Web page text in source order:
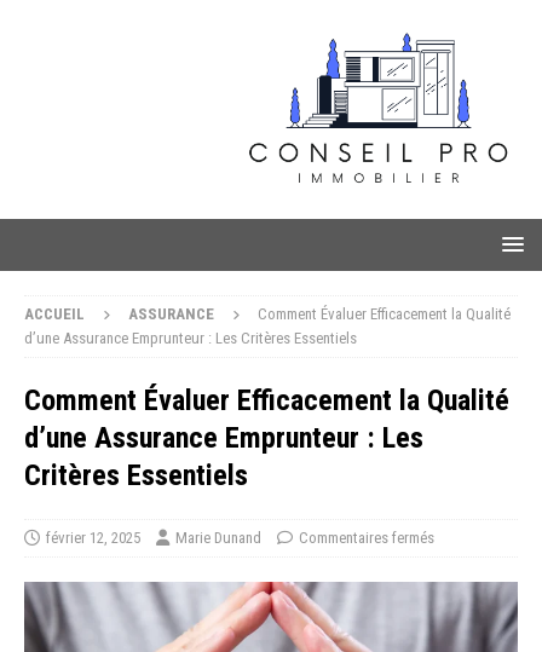
ACCUEIL ASSURANCE
Comment Évaluer Efficacement la Qualité
d’une Assurance Emprunteur : Les Critères Essentiels
Comment Évaluer Efficacement la Qualité
d’une Assurance Emprunteur : Les
Critères Essentiels
février 12, 2025 Marie Dunand Commentaires fermés